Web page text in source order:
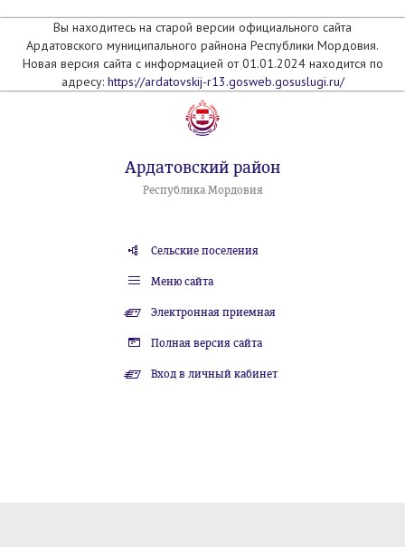
Вы находитесь на старой версии официального сайта
Ардатовского муниципального райнона Республики Мордовия.
Новая версия сайта с информацией от 01.01.2024 находится по
адресу: https://ardatovskij-r13.gosweb.gosuslugi.ru/
Ардатовский район
Республика Мордовия
Сельские поселения
Меню сайта
Электронная приемная
Полная версия сайта
Вход в личный кабинет